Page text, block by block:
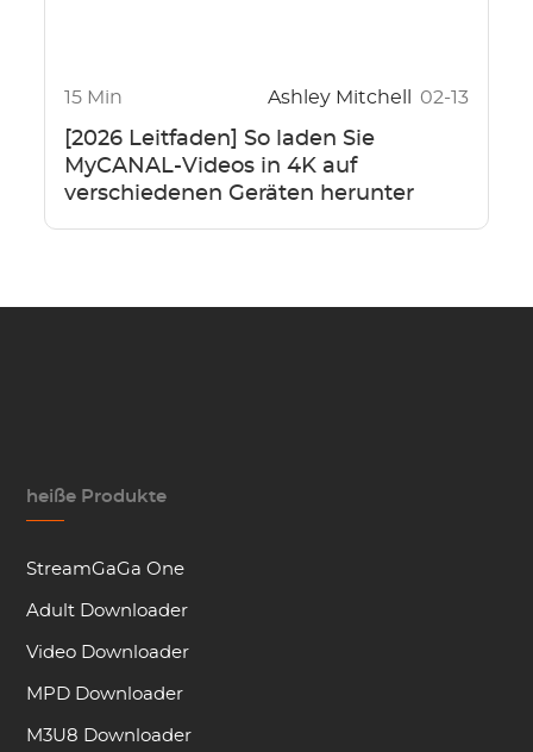
15 Min Ashley Mitchell 02-13
[2026 Leitfaden] So laden Sie
MyCANAL-Videos in 4K auf
verschiedenen Geräten herunter
heiße Produkte
StreamGaGa One
Adult Downloader
Video Downloader
MPD Downloader
M3U8 Downloader